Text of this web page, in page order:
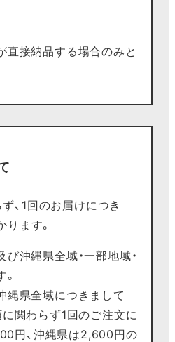
直接納品する場合のみと
、1回のお届けにつき
ます。
沖縄県全域・一部地域・
縄県全域につきまして
に関わらず1回のご注文に
円、沖縄県は2,600円の